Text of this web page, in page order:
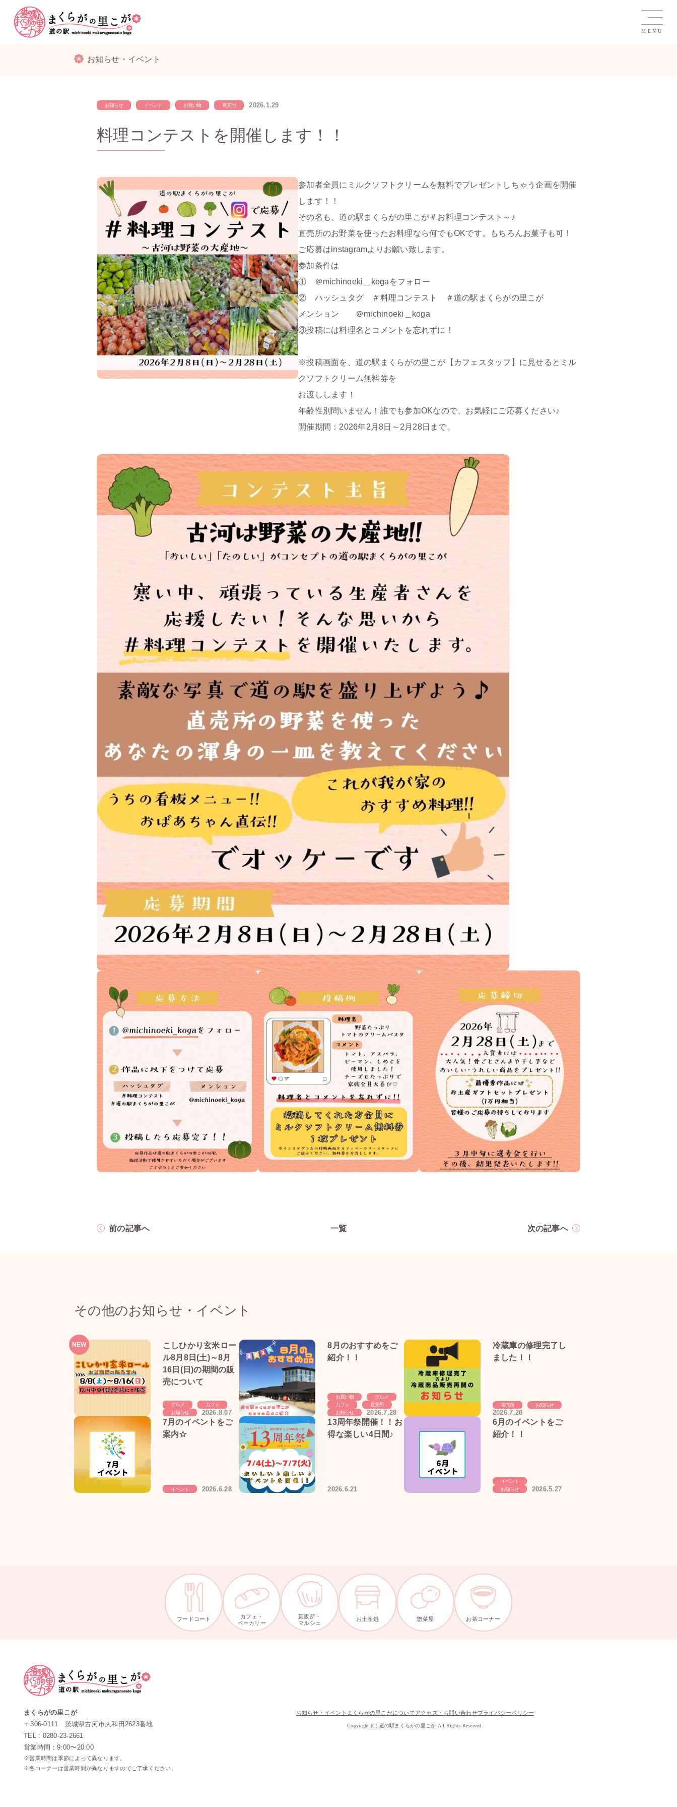
MENU
お知らせ・イベント
お知らせ イベント お買い物 直売所 2026.1.29
料理コンテストを開催します！！
参加者全員にミルクソフトクリームを無料でプレゼントしちゃう企画を開催
します！！
その名も、道の駅まくらがの里こが＃お料理コンテスト～♪
直売所のお野菜を使ったお料理なら何でもOKです。もちろんお菓子も可！
ご応募はinstagramよりお願い致します。
参加条件は
① ＠michinoeki＿kogaをフォロー
② ハッシュタグ ＃料理コンテスト ＃道の駅まくらがの里こが
メンション ＠michinoeki＿koga
③投稿には料理名とコメントを忘れずに！
※投稿画面を、道の駅まくらがの里こが【カフェスタッフ】に見せるとミル
クソフトクリーム無料券を
お渡しします！
年齢性別問いません！誰でも参加OKなので、お気軽にご応募ください♪
開催期間：2026年2月8日～2月28日まで。
前の記事へ 一覧 次の記事へ
その他のお知らせ・イベント
NEW
こしひかり玄米ロー
ル8月8日(土)～8月
16日(日)の期間の販
売について
グルメ
カフェ
お知らせ
2026.8.07
8月のおすすめをご
紹介！！
お買い物
グルメ
カフェ
直売所
お知らせ
2026.7.28
冷蔵庫の修理完了し
ました！！
直売所 お知らせ
2026.7.28
7月のイベントをご
案内☆
イベント 2026.6.28
13周年祭開催！！お
得な楽しい4日間♪
2026.6.21
6月のイベントをご
紹介！！
イベント
お知らせ
2026.5.27
フードコート
カフェ・
ベーカリー
直販所・
マルシェ
お土産処 惣菜屋 お茶コーナー
まくらがの里こが
〒306-0111 茨城県古河市大和田2623番地
TEL : 0280-23-2661
営業時間：9:00〜20:00
※営業時間は季節によって異なります。
※各コーナーは営業時間が異なりますのでご了承ください。
お知らせ・イベント まくらがの里こがについてアクセス・お問い合わせプライバシーポリシー
Copyright (C) 道の駅まくらがの里こが All Rights Reserved.